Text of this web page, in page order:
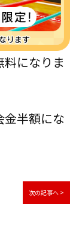
になりま
金半額にな
次の記事へ >